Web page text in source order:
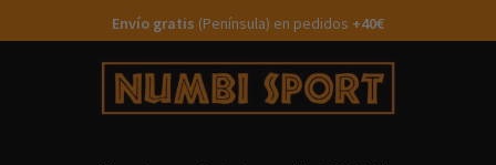
Envío gratis (Península) en pedidos +40€